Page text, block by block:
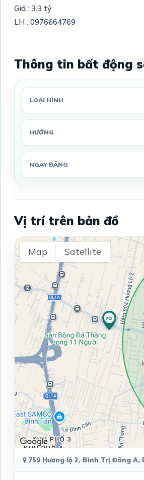
Giá : 3.3 tỷ
LH : 0976664769
Thông tin bất động
LOẠI HÌNH
HƯỚNG
NGÀY ĐĂNG
Vị trí trên bản đồ
Map Satellite
759 Hương lộ 2, Bình Trị Đông A,